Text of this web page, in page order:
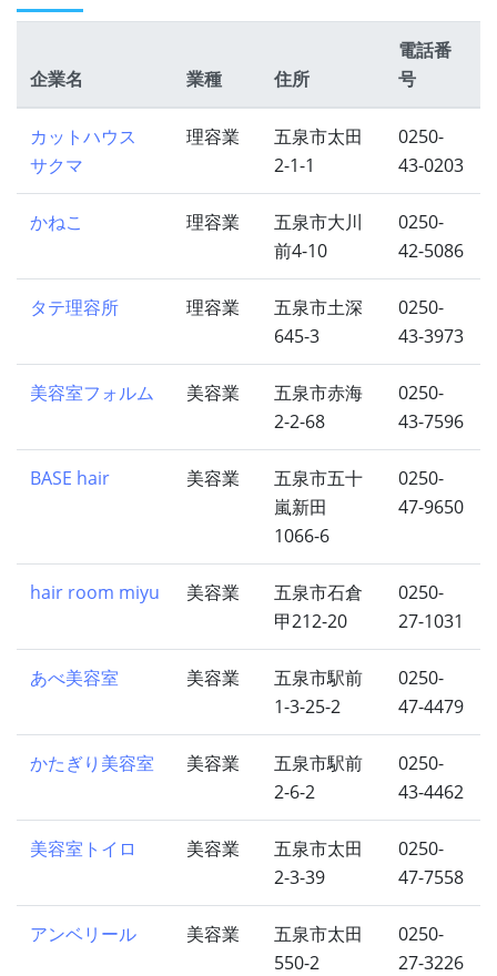
企業名 業種 住所
電話番
号
カットハウス
サクマ
理容業
五泉市太田
2-1-1
0250-
43-0203
かねこ 理容業
五泉市大川
前4-10
0250-
42-5086
タテ理容所 理容業
五泉市土深
645-3
0250-
43-3973
美容室フォルム 美容業
五泉市赤海
2-2-68
0250-
43-7596
BASE hair 美容業
五泉市五十
嵐新田
1066-6
0250-
47-9650
hair room miyu 美容業
五泉市石倉
甲212-20
0250-
27-1031
あべ美容室 美容業
五泉市駅前
1-3-25-2
0250-
47-4479
かたぎり美容室 美容業
五泉市駅前
2-6-2
0250-
43-4462
美容室トイロ 美容業
五泉市太田
2-3-39
0250-
47-7558
アンベリール 美容業
五泉市太田
550-2
0250-
27-3226